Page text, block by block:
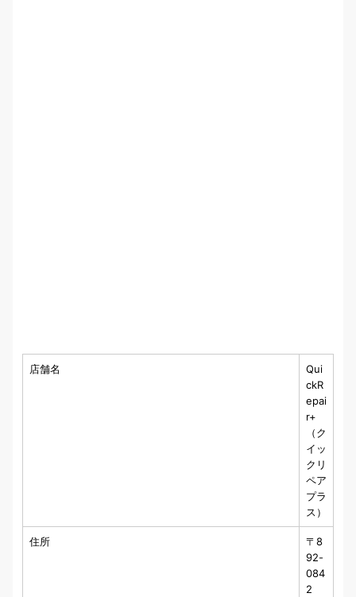
店舗名
Qui
ckR
epai
r+
（ク
イッ
クリ
ペア
プラ
ス）
住所
〒8
92-
084
2